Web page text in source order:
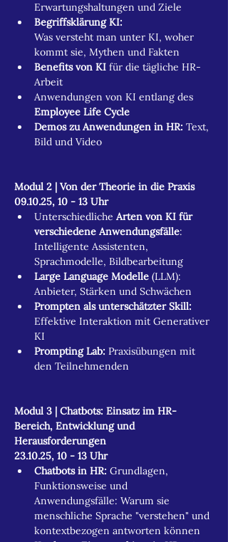
Erwartungshaltungen und Ziele
Begriffsklärung KI:
Was versteht man unter KI, woher
kommt sie, Mythen und Fakten
Benefits von KI für die tägliche HR-
Arbeit
Anwendungen von KI entlang des
Employee Life Cycle
Demos zu Anwendungen in HR: Text,
Bild und Video
Modul 2 | Von der Theorie in die Praxis
09.10.25, 10 - 13 Uhr
Unterschiedliche Arten von KI für
verschiedene Anwendungsfälle:
Intelligente Assistenten,
Sprachmodelle, Bildbearbeitung
Large Language Modelle (LLM):
Anbieter, Stärken und Schwächen​
Prompten als unterschätzter Skill:
Effektive Interaktion mit Generativer
KI
Prompting Lab: Praxisübungen mit
den Teilnehmenden
Modul 3 | Chatbots: Einsatz im HR-
Bereich, Entwicklung und
Herausforderungen​
23.10.25, 10 - 13 Uhr
Chatbots in HR: Grundlagen,
Funktionsweise und
Anwendungsfälle: Warum sie
menschliche Sprache "verstehen" und
kontextbezogen antworten können​